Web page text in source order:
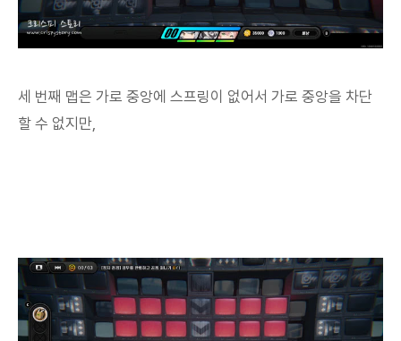
세 번째 맵은 가로 중앙에 스프링이 없어서 가로 중앙을 차단
할 수 없지만,